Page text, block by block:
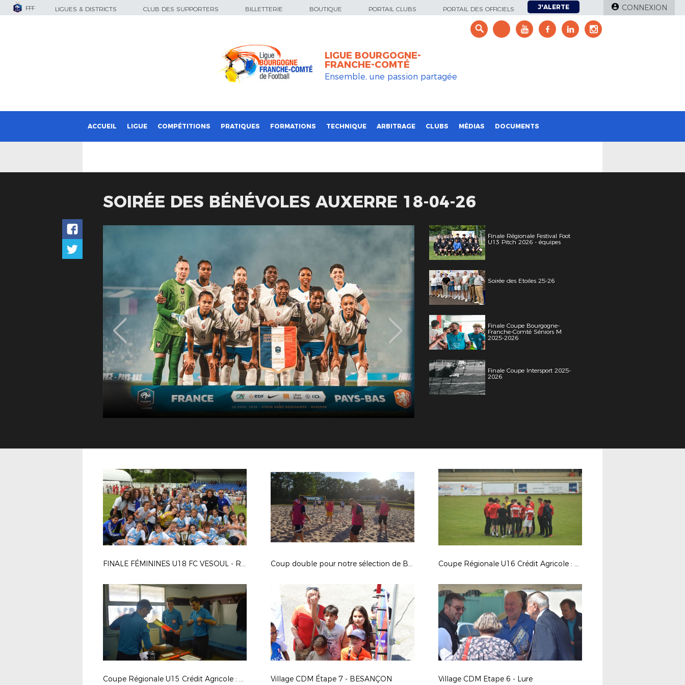
FFF LIGUES & DISTRICTS CLUB DES SUPPORTERS BILLETTERIE BOUTIQUE PORTAIL CLUBS PORTAIL DES OFFICIELS J'ALERTE CONNEXION
LIGUE BOURGOGNE-
FRANCHE-COMTÉ
Ensemble, une passion partagée
ACCUEIL LIGUE COMPÉTITIONS PRATIQUES FORMATIONS TECHNIQUE ARBITRAGE CLUBS MÉDIAS DOCUMENTS
SOIRÉE DES BÉNÉVOLES AUXERRE 18-04-26
Finale Régionale Festival Foot
U13 Pitch 2026 - équipes
Soirée des Etoiles 25-26
Finale Coupe Bourgogne-
Franche-Comté Séniors M
2025-2026
Finale Coupe Intersport 2025-
2026
FINALE FÉMININES U18 FC VESOUL - RACING BESANÇON Coup double pour notre sélection de Beach Soccer Coupe Régionale U16 Crédit Agricole : AS BEAUNE - ASPTT DIJON (0-4)
Coupe Régionale U15 Crédit Agricole : AJ AUXERRE - ASPTT DIJON (2-0) Village CDM Étape 7 - BESANÇON Village CDM Etape 6 - Lure